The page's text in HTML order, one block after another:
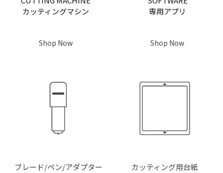
カッティングマシン
Shop Now
専用アプリ
Shop Now
ブレード/ペン/アダプター カッティング用台紙